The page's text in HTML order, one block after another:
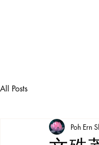
All Posts
Poh Ern